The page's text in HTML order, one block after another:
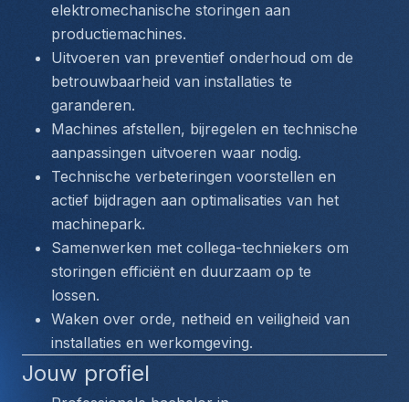
elektromechanische storingen aan
productiemachines.
Uitvoeren van preventief onderhoud om de
betrouwbaarheid van installaties te
garanderen.
Machines afstellen, bijregelen en technische
aanpassingen uitvoeren waar nodig.
Technische verbeteringen voorstellen en
actief bijdragen aan optimalisaties van het
machinepark.
Samenwerken met collega-techniekers om
storingen efficiënt en duurzaam op te
lossen.
Waken over orde, netheid en veiligheid van
installaties en werkomgeving.
Jouw profiel